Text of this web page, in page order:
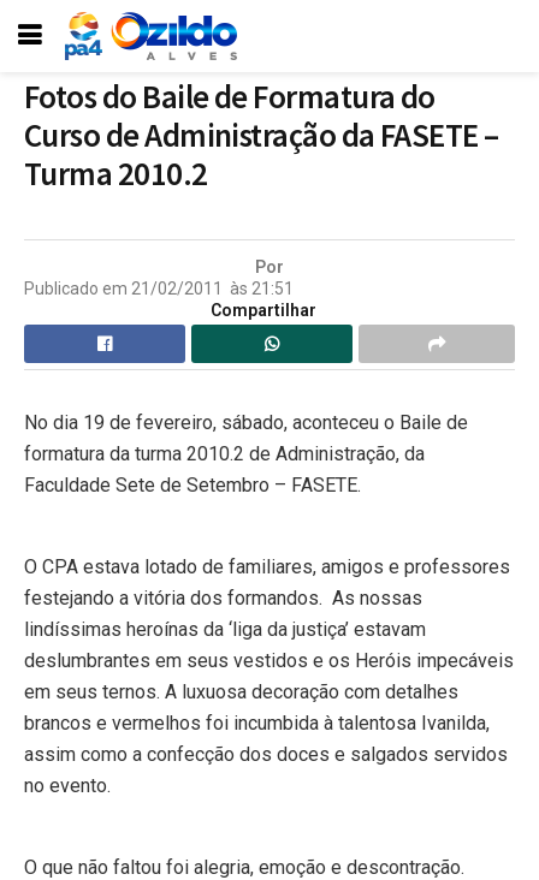
Fotos do Baile de Formatura do
Curso de Administração da FASETE –
Turma 2010.2
Por
Publicado em 21/02/2011 às 21:51
Compartilhar
No dia 19 de fevereiro, sábado, aconteceu o Baile de
formatura da turma 2010.2 de Administração, da
Faculdade Sete de Setembro – FASETE.
O CPA estava lotado de familiares, amigos e professores
festejando a vitória dos formandos. As nossas
lindíssimas heroínas da ‘liga da justiça’ estavam
deslumbrantes em seus vestidos e os Heróis impecáveis
em seus ternos. A luxuosa decoração com detalhes
brancos e vermelhos foi incumbida à talentosa Ivanilda,
assim como a confecção dos doces e salgados servidos
no evento.
O que não faltou foi alegria, emoção e descontração.